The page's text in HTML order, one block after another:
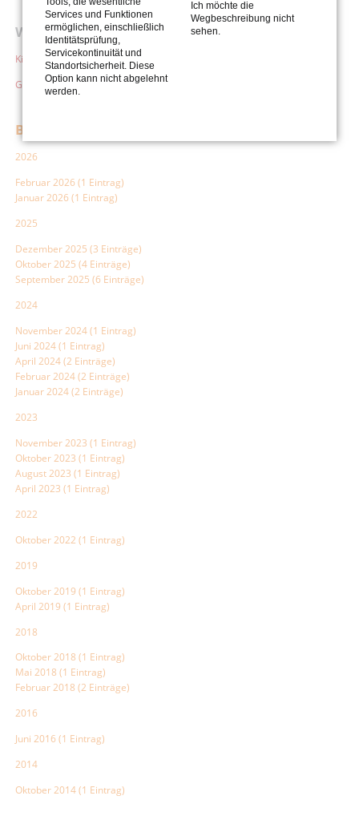
Weitere Blogs
Kirchenblog Talle
Gemeindebriefdruckerei
Blogmenü
2026
Februar 2026 (1 Eintrag)
Januar 2026 (1 Eintrag)
2025
Dezember 2025 (3 Einträge)
Oktober 2025 (4 Einträge)
September 2025 (6 Einträge)
2024
November 2024 (1 Eintrag)
Juni 2024 (1 Eintrag)
April 2024 (2 Einträge)
Februar 2024 (2 Einträge)
Januar 2024 (2 Einträge)
2023
November 2023 (1 Eintrag)
Oktober 2023 (1 Eintrag)
August 2023 (1 Eintrag)
April 2023 (1 Eintrag)
2022
Oktober 2022 (1 Eintrag)
2019
Oktober 2019 (1 Eintrag)
April 2019 (1 Eintrag)
2018
Oktober 2018 (1 Eintrag)
Mai 2018 (1 Eintrag)
Februar 2018 (2 Einträge)
2016
Juni 2016 (1 Eintrag)
2014
Oktober 2014 (1 Eintrag)
Services und Funktionen
ermöglichen, einschließlich
Identitätsprüfung,
Servicekontinuität und
Standortsicherheit. Diese
Option kann nicht abgelehnt
werden.
Ich möchte die
Wegbeschreibung nicht
sehen.